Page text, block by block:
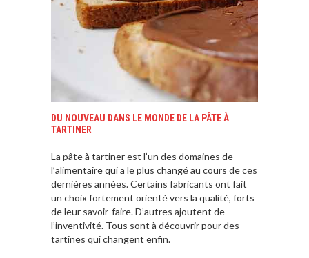
DU NOUVEAU DANS LE MONDE DE LA PÂTE À
TARTINER
La pâte à tartiner est l’un des domaines de
l’alimentaire qui a le plus changé au cours de ces
dernières années. Certains fabricants ont fait
un choix fortement orienté vers la qualité, forts
de leur savoir-faire. D’autres ajoutent de
l’inventivité. Tous sont à découvrir pour des
tartines qui changent enfin.